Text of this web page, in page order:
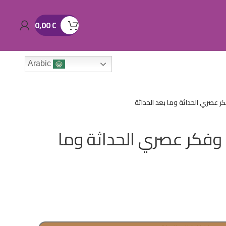
0,00€
Arabic
عصري الحداثة وما بعد الحداثة
عصري الحداثة وما